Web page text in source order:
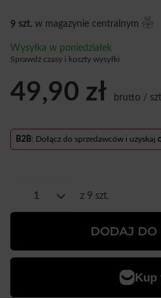
9 szt. w magazynie centralnym
Wysyłka w poniedziałek
Sprawdź czasy i koszty wysyłki
49,90 zł brutto /
B2B: Dołącz do sprzedawców i uzyskaj
z 9 szt.
DODAJ DO